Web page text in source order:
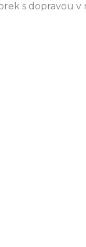
s dopravou v